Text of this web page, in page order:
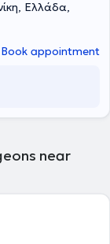
Adult
Ελλάδα,
Book appointment
near